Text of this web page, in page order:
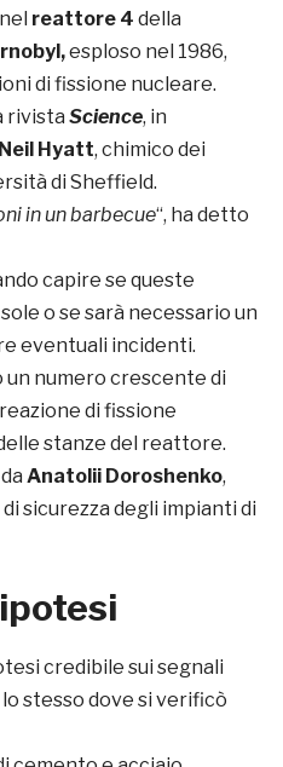
reattore 4 della
esploso nel 1986,
di fissione nucleare.
rivista Science, in
Neil Hyatt, chimico dei
di Sheffield.
in un barbecue“, ha detto
capire se queste
o se sarà necessario un
eventuali incidenti.
numero crescente di
di fissione
stanze del reattore.
Anatolii Doroshenko,
sicurezza degli impianti di
credibile sui segnali
stesso dove si verificò